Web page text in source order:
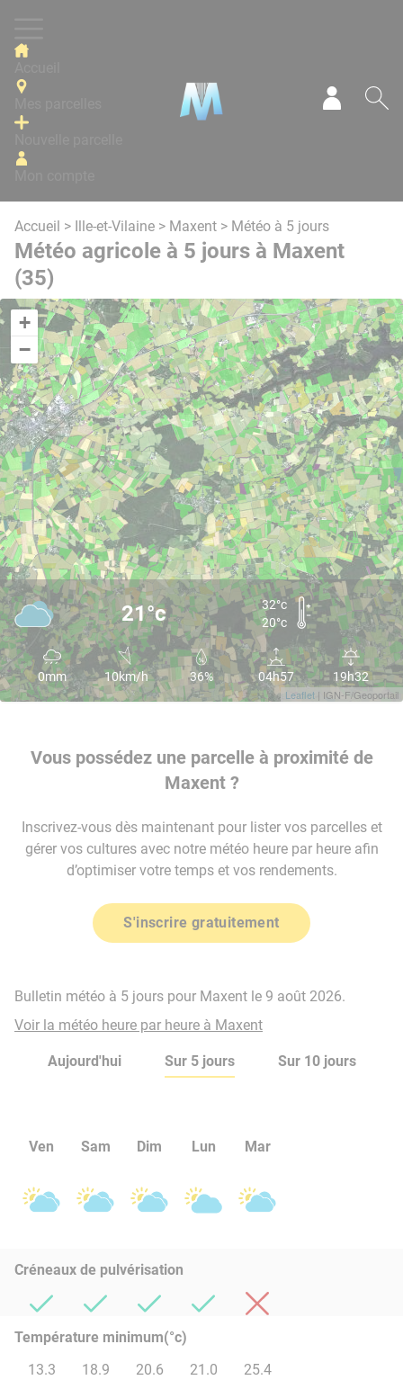
Accueil > Ille-et-Vilaine > Maxent > Météo à 5 jours
Météo agricole à 5 jours à Maxent
(35)
+
−
Leaflet | IGN-F/Geoportail
21°c
32°c
20°c
0mm 10km/h 36% 04h57 19h32
Vous possédez une parcelle à proximité de
Maxent ?
Inscrivez-vous dès maintenant pour lister vos parcelles et
gérer vos cultures avec notre météo heure par heure afin
d’optimiser votre temps et vos rendements.
S'inscrire gratuitement
Bulletin météo à 5 jours pour Maxent le 9 août 2026.
Voir la météo heure par heure à Maxent
Aujourd'hui Sur 5 jours Sur 10 jours
Ven Sam Dim Lun Mar
Créneaux de pulvérisation
Température minimum(°c)
13.3
18.9 20.6 21.0 25.4